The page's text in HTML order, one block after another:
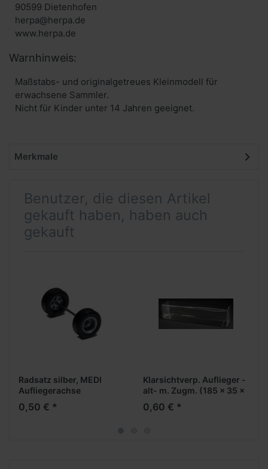
90599 Dietenhofen
herpa@herpa.de
www.herpa.de
Warnhinweis:
Maßstabs- und originalgetreues Kleinmodell für
erwachsene Sammler.
Nicht für Kinder unter 14 Jahren geeignet.
Merkmale
Benutzer, die diesen Artikel
gekauft haben, haben auch
gekauft
Radsatz silber, MEDI
Aufliegerachse
0,50 € *
Klarsichtverp. Auflieger -
alt- m. Zugm. (185 x 35 x
46 mm)
0,60 € *